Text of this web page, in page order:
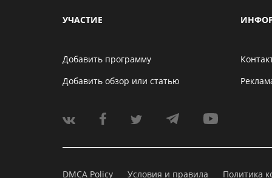
УЧАСТИЕ
Добавить программу
Добавить обзор или статью
DMCA Policy Условия и правила Политика